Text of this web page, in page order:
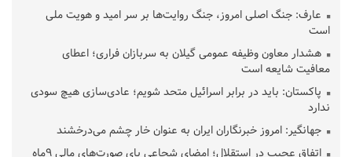
عارف: جنگ اصلی امروز، جنگ روایت‌ها بر سر امید و هویت ملی
است
هشدار معاون وظیفه عمومی گیلان به سربازان فراری؛ اعطای
معافیت شایعه است
پاکستان: باید در برابر اسرائیل متحد شویم؛ عادی‌سازی هیچ سودی
ندارد
جهانگیر: امروز خبرنگاران ایران به عنوان خار چشم می‌درخشند